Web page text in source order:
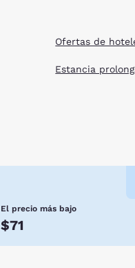
Ofertas de
Estancia
El precio más bajo
$71